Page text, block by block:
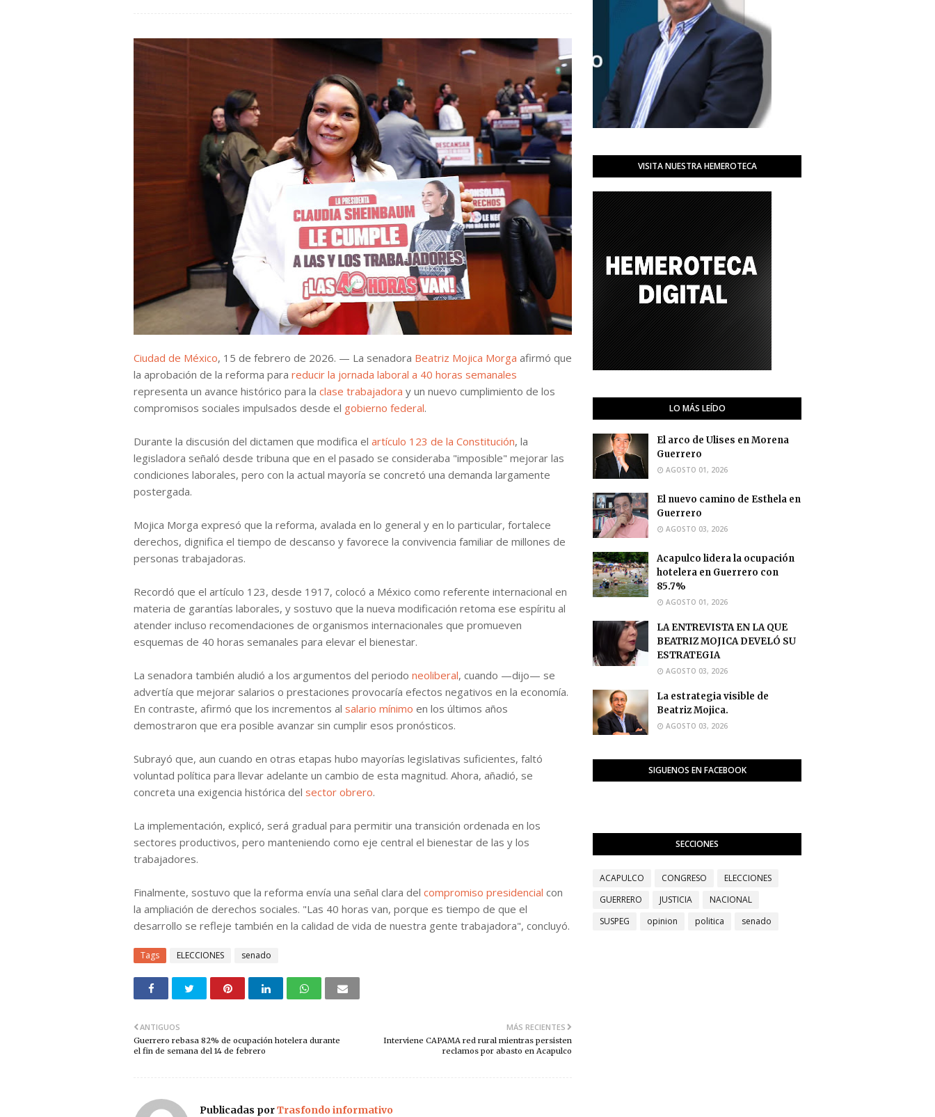
Ciudad de México, 15 de febrero de 2026. — La senadora Beatriz Mojica Morga afirmó que
la aprobación de la reforma para reducir la jornada laboral a 40 horas semanales
representa un avance histórico para la clase trabajadora y un nuevo cumplimiento de los
compromisos sociales impulsados desde el gobierno federal.
Durante la discusión del dictamen que modifica el artículo 123 de la Constitución, la
legisladora señaló desde tribuna que en el pasado se consideraba "imposible" mejorar las
condiciones laborales, pero con la actual mayoría se concretó una demanda largamente
postergada.
Mojica Morga expresó que la reforma, avalada en lo general y en lo particular, fortalece
derechos, dignifica el tiempo de descanso y favorece la convivencia familiar de millones de
personas trabajadoras.
Recordó que el artículo 123, desde 1917, colocó a México como referente internacional en
materia de garantías laborales, y sostuvo que la nueva modificación retoma ese espíritu al
atender incluso recomendaciones de organismos internacionales que promueven
esquemas de 40 horas semanales para elevar el bienestar.
La senadora también aludió a los argumentos del periodo neoliberal, cuando —dijo— se
advertía que mejorar salarios o prestaciones provocaría efectos negativos en la economía.
En contraste, afirmó que los incrementos al salario mínimo en los últimos años
demostraron que era posible avanzar sin cumplir esos pronósticos.
Subrayó que, aun cuando en otras etapas hubo mayorías legislativas suficientes, faltó
voluntad política para llevar adelante un cambio de esta magnitud. Ahora, añadió, se
concreta una exigencia histórica del sector obrero.
La implementación, explicó, será gradual para permitir una transición ordenada en los
sectores productivos, pero manteniendo como eje central el bienestar de las y los
trabajadores.
Finalmente, sostuvo que la reforma envía una señal clara del compromiso presidencial con
la ampliación de derechos sociales. "Las 40 horas van, porque es tiempo de que el
desarrollo se refleje también en la calidad de vida de nuestra gente trabajadora", concluyó.
Tags ELECCIONES senado
MÁS RECIENTES
Interviene CAPAMA red rural mientras persisten
reclamos por abasto en Acapulco
ANTIGUOS
Guerrero rebasa 82% de ocupación hotelera durante
el fin de semana del 14 de febrero
Publicadas porTrasfondo informativo
VISITA NUESTRA HEMEROTECA
LO MÁS LEÍDO
El arco de Ulises en Morena
Guerrero
AGOSTO 01, 2026
El nuevo camino de Esthela en
Guerrero
AGOSTO 03, 2026
Acapulco lidera la ocupación
hotelera en Guerrero con
85.7%
AGOSTO 01, 2026
LA ENTREVISTA EN LA QUE
BEATRIZ MOJICA DEVELÓ SU
ESTRATEGIA
AGOSTO 03, 2026
La estrategia visible de
Beatriz Mojica.
AGOSTO 03, 2026
SIGUENOS EN FACEBOOK
SECCIONES
ACAPULCO CONGRESO
ELECCIONES
GUERRERO
JUSTICIA
NACIONAL
SUSPEG
opinion politica senado